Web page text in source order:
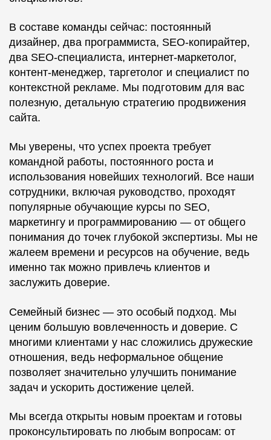
В составе команды сейчас: постоянный
дизайнер, два программиста, SEO-копирайтер,
два SEO-специалиста, интернет-маркетолог,
контент-менеджер, таргетолог и специалист по
контекстной рекламе. Мы подготовим для вас
полезную, детальную стратегию продвижения
сайта.
Мы уверены, что успех проекта требует
командной работы, постоянного роста и
использования новейших технологий. Все наши
сотрудники, включая руководство, проходят
популярные обучающие курсы по SEO,
маркетингу и программированию — от общего
понимания до точек глубокой экспертизы. Мы не
жалеем времени и ресурсов на обучение, ведь
именно так можно привлечь клиентов и
заслужить доверие.
Семейный бизнес — это особый подход. Мы
ценим большую вовлеченность и доверие. С
многими клиентами у нас сложились дружеские
отношения, ведь неформальное общение
позволяет значительно улучшить понимание
задач и ускорить достижение целей.
Мы всегда открыты новым проектам и готовы
проконсультировать по любым вопросам: от